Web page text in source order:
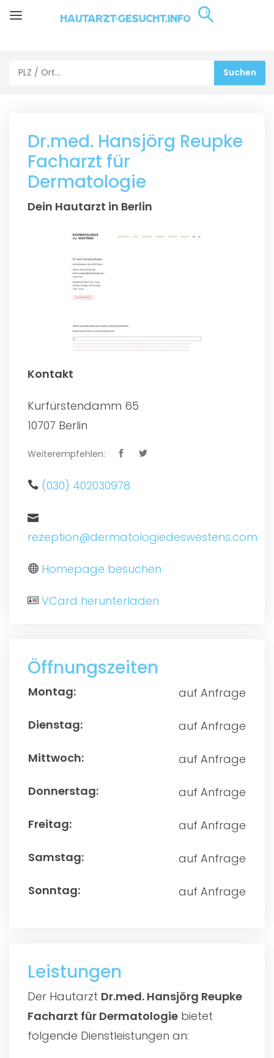
Dr.med. Hansjörg Reupke
Facharzt für
Dermatologie
Dein Hautarzt in Berlin
Kontakt
Kurfürstendamm 65
10707 Berlin
Weiterempfehlen:
(030) 402030978
rezeption@dermatologiedeswestens.com
Homepage besuchen
VCard herunterladen
Öffnungszeiten
auf Anfrage
auf Anfrage
auf Anfrage
auf Anfrage
auf Anfrage
auf Anfrage
auf Anfrage
Leistungen
Der Hautarzt Dr.med. Hansjörg Reupke
Facharzt für Dermatologie bietet
folgende Dienstleistungen an: